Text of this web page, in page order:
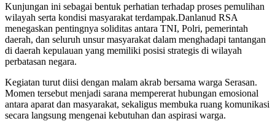
Kunjungan ini sebagai bentuk perhatian terhadap proses pemulihan
wilayah serta kondisi masyarakat terdampak.Danlanud RSA
menegaskan pentingnya soliditas antara TNI, Polri, pemerintah
daerah, dan seluruh unsur masyarakat dalam menghadapi tantangan
di daerah kepulauan yang memiliki posisi strategis di wilayah
perbatasan negara.
Kegiatan turut diisi dengan malam akrab bersama warga Serasan.
Momen tersebut menjadi sarana mempererat hubungan emosional
antara aparat dan masyarakat, sekaligus membuka ruang komunikasi
secara langsung mengenai kebutuhan dan aspirasi warga.